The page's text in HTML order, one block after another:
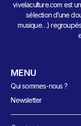
vivelaculture.com est
sélection d’une
musique…) regroupés
MENU
Qui sommes-nous ?
Newsletter